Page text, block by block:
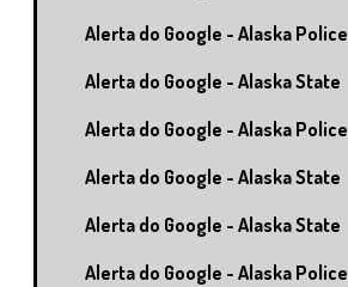
Alerta do Google - Alaska Police
Alerta do Google - Alaska State
Alerta do Google - Alaska Police
Alerta do Google - Alaska State
Alerta do Google - Alaska State
Alerta do Google - Alaska Police